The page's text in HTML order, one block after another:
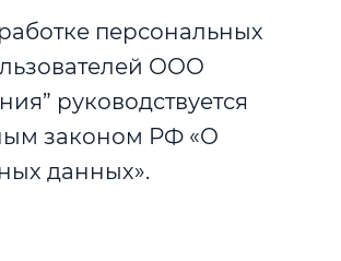
персональных
ООО
руководствуется
законом РФ «О
данных».